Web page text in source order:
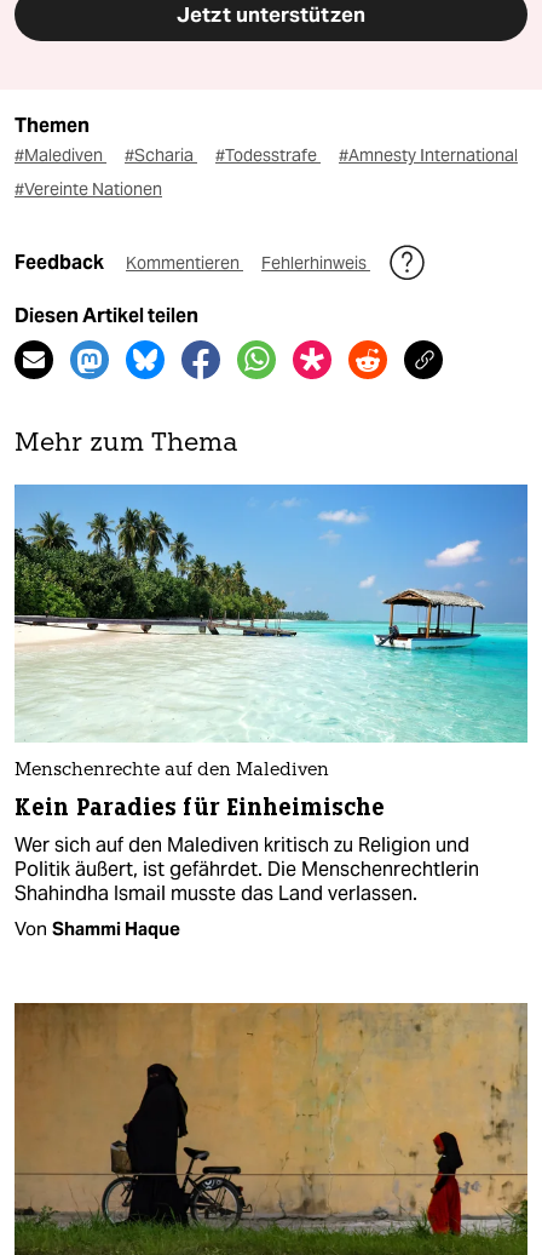
Jetzt unterstützen
Themen
#Malediven #Scharia #Todesstrafe
#Amnesty International
#Vereinte Nationen
Feedback Kommentieren Fehlerhinweis
Diesen Artikel teilen
Mehr zum Thema
Menschenrechte auf den Malediven
Kein Paradies für Einheimische
Wer sich auf den Malediven kritisch zu Religion und
Politik äußert, ist gefährdet. Die Menschenrechtlerin
Shahindha Ismail musste das Land verlassen.
Von Shammi Haque